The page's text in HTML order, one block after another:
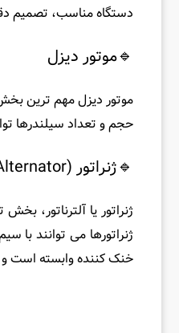
دستگاه مناسب، تصمیم
🔹موتور دیزل
موتور دیزل مهم ‌ترین
حجم و تعداد سیلندرها
🔹ژنراتور (Alternator)
ژنراتور یا آلترناتور،
ژنراتورها می ‌توانند با
خنک‌ کننده وابسته است